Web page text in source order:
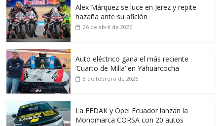
Alex Márquez se luce en Jerez y repite
hazaña ante su afición
26 de abril de 2026
Auto eléctrico gana el más reciente
‘Cuarto de Milla’ en Yahuarcocha
8 de febrero de 2026
La FEDAK y Opel Ecuador lanzan la
Monomarca CORSA con 20 autos